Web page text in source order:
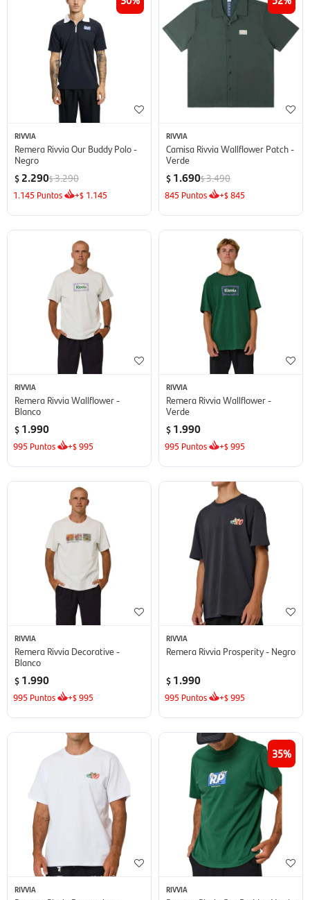
RIVVIA
Remera Rivvia Our Buddy Polo -
Negro
$ 2.290$3.290
1.145 Puntos +$ 1.145
RIVVIA
Camisa Rivvia Wallflower Patch -
Verde
$ 1.690$3.490
845 Puntos +$845
RIVVIA
Remera Rivvia Wallflower -
Blanco
$ 1.990
995 Puntos +$995
RIVVIA
Remera Rivvia Wallflower -
Verde
$ 1.990
995 Puntos +$995
RIVVIA
Remera Rivvia Decorative -
Blanco
$ 1.990
995 Puntos +$995
RIVVIA
Remera Rivvia Prosperity - Negro
$ 1.990
995 Puntos +$995
RIVVIA
35
RIVVIA